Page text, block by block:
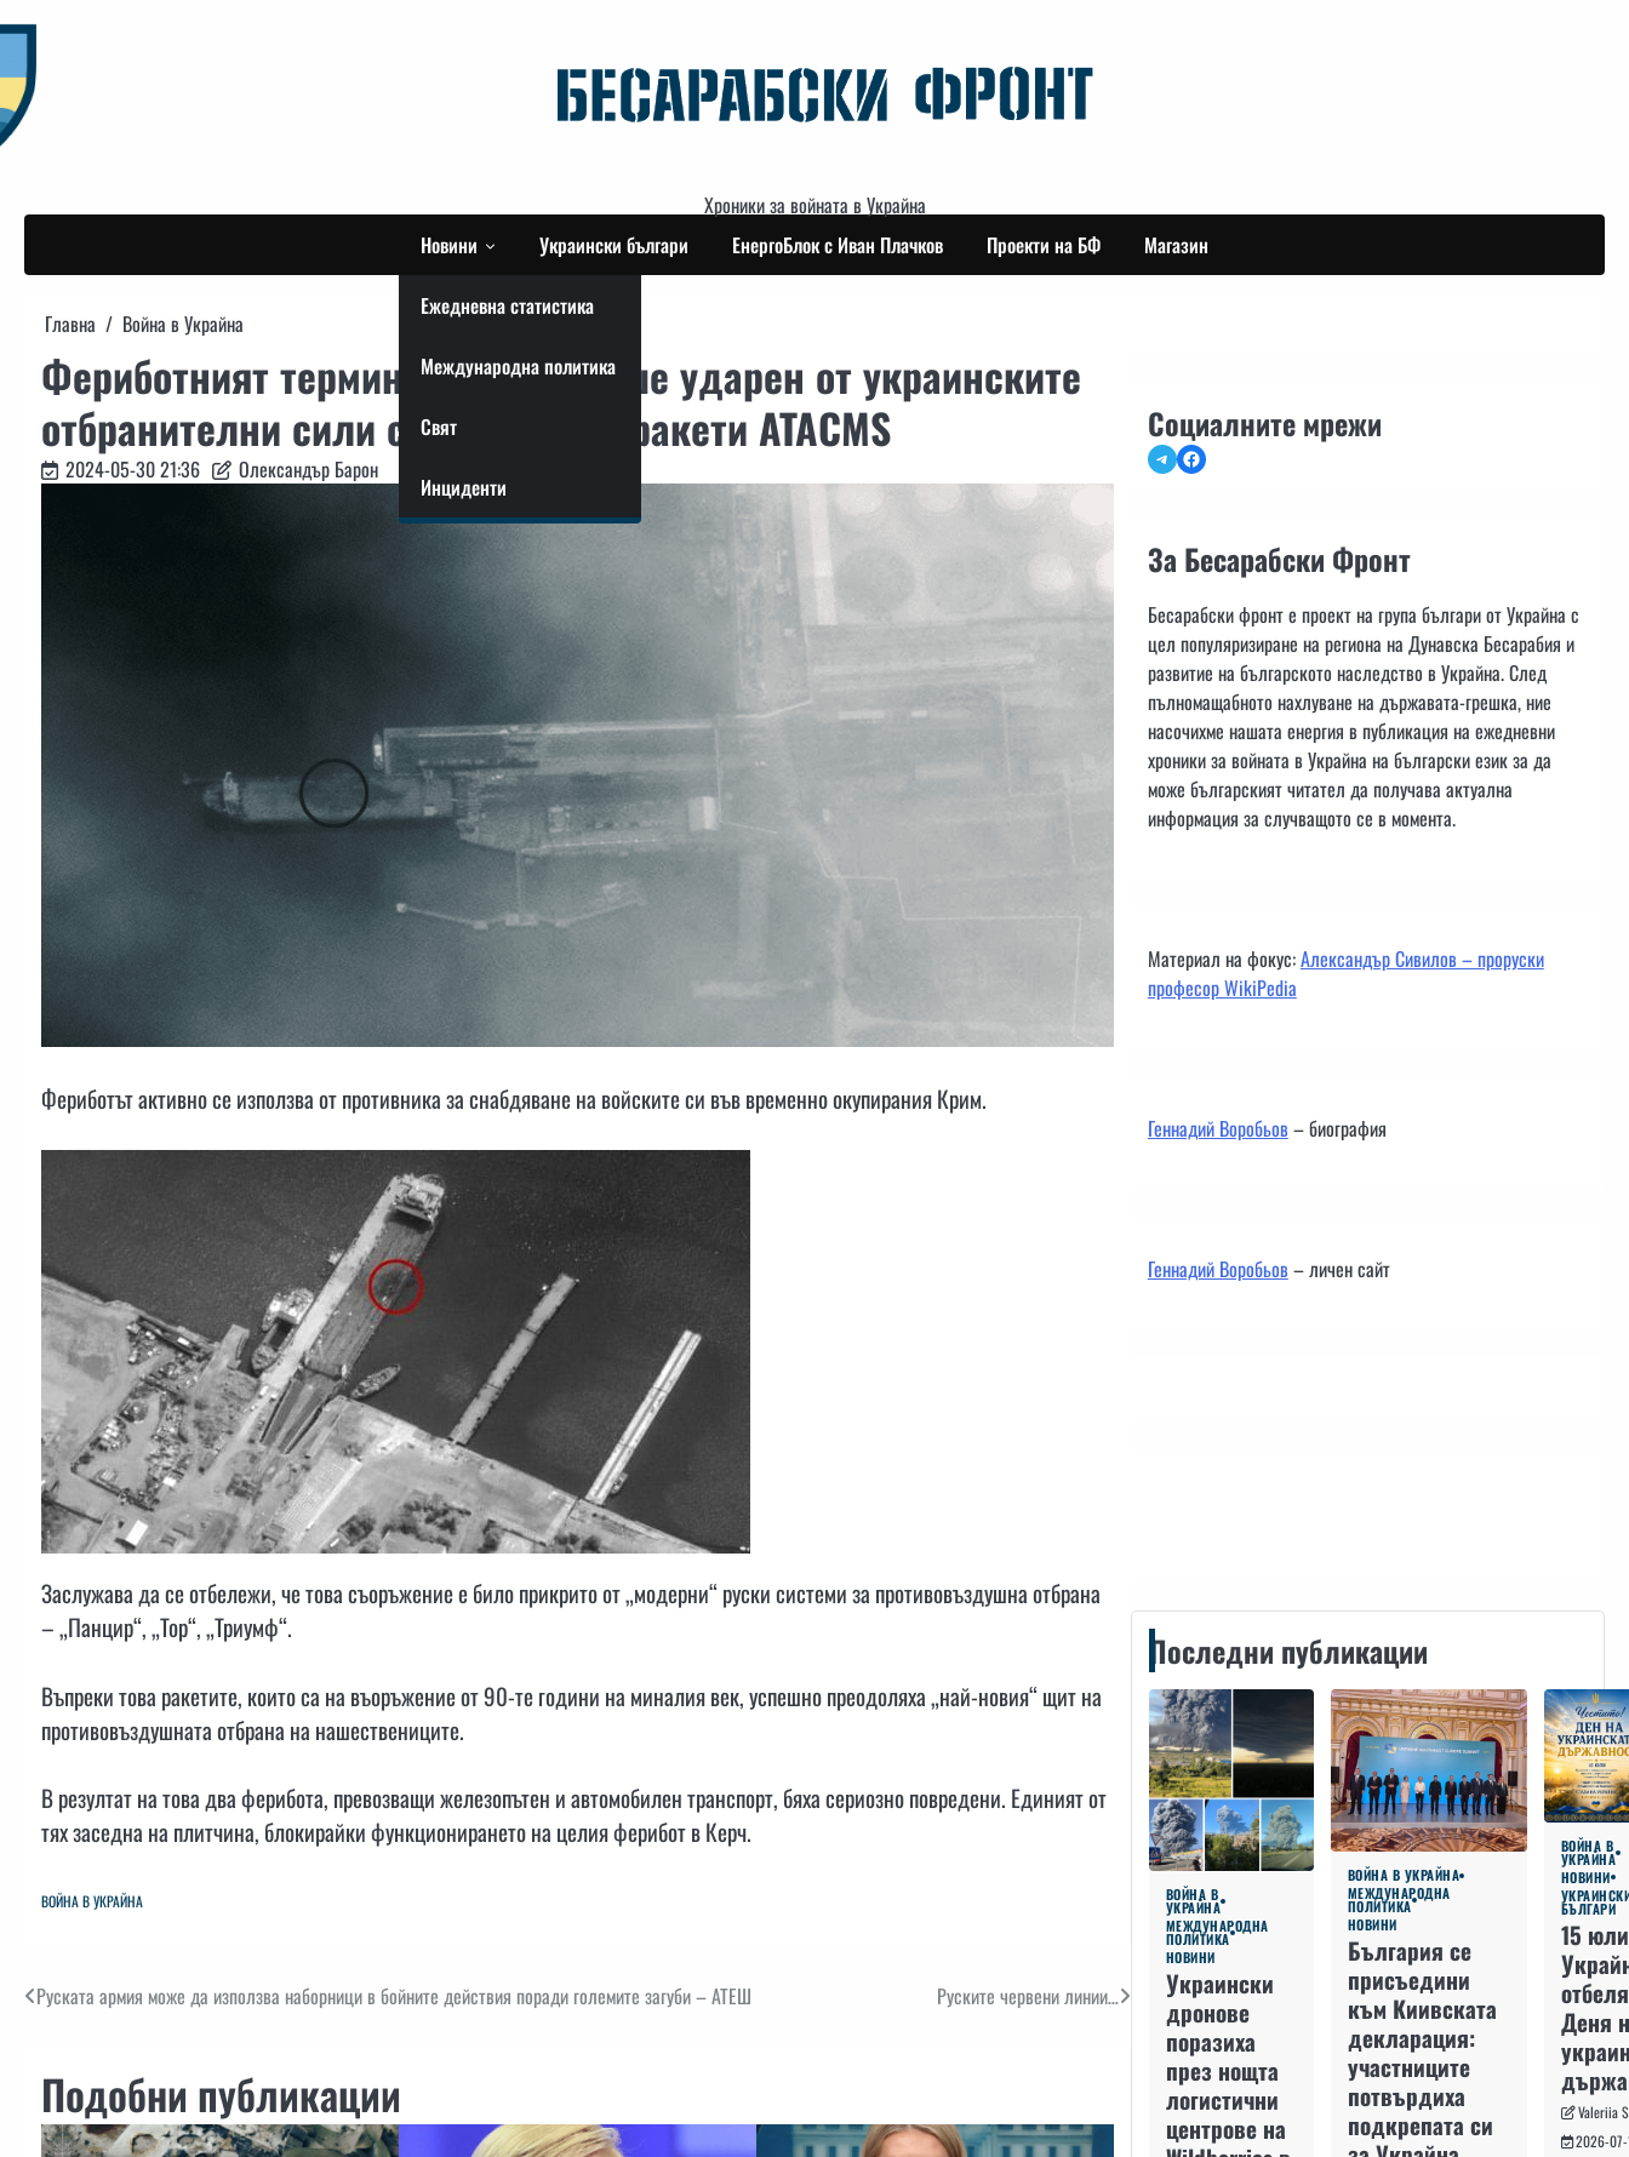
to
content
Хроники за войната в Украйна
Новини
Ежедневна статистика
Международна политика
Свят
Инциденти
Украински българи ЕнергоБлок с Иван Плачков Проекти на БФ Магазин
Главна Война в Украйна
Фериботният терминал в Керч беше ударен от украинските
отбранителни сили с помощта на ракети ATACMS
2024-05-30 21:36 Олександър Барон
Фериботът активно се използва от противника за снабдяване на войските си във временно окупирания Крим.
Заслужава да се отбележи, че това съоръжение е било прикрито от „модерни“ руски системи за противовъздушна отбрана
– „Панцир“, „Тор“, „Триумф“.
Въпреки това ракетите, които са на въоръжение от 90-те години на миналия век, успешно преодоляха „най-новия“ щит на
противовъздушната отбрана на нашествениците.
В резултат на това два ферибота, превозващи железопътен и автомобилен транспорт, бяха сериозно повредени. Единият от
тях заседна на плитчина, блокирайки функционирането на целия ферибот в Керч.
ВОЙНА В УКРАЙНА
Навигация
Руската армия може да използва наборници в бойните действия поради големите загуби – АТЕШ Руските червени линии…
Подобни публикации
Социалните мрежи
TelegramFacebook
За Бесарабски Фронт
Бесарабски фронт е проект на група българи от Украйна с
цел популяризиране на региона на Дунавска Бесарабия и
развитие на българското наследство в Украйна. След
пълномащабното нахлуване на държавата-грешка, ние
насочихме нашата енергия в публикация на ежедневни
хроники за войната в Украйна на български език за да
може българският читател да получава актуална
информация за случващото се в момента.
Материал на фокус:Александър Сивилов – проруски
професор WikiPedia
Геннадий Воробьов– биография
Геннадий Воробьов– личен сайт
Последни публикации
ВОЙНА В
УКРАЙНА
МЕЖДУНАРОДНА
ПОЛИТИКА
НОВИНИ
Украински
дронове
поразиха
през нощта
логистични
центрове на
ВОЙНА В УКРАЙНА
МЕЖДУНАРОДНА
ПОЛИТИКА
НОВИНИ
България се
присъедини
към Киивската
декларация:
участниците
потвърдиха
подкрепата си
ВОЙНА В
УКРАЙНА
НОВИНИ
БЪЛГАРИ
15
Деня
Valeriia
2026-07-